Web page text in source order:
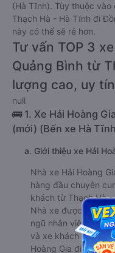
(Hà Tĩnh). Tùy thuộc
Thạch Hà - Hà Tĩnh đi
này có thể sẽ rẻ hơn.
Tư vấn TOP 3
Quảng Bình từ
lượng cao, uy
null
🚌 1. Xe Hải Hoàng
(mới) (Bến xe Hà
a. Giới thiệu xe Hải
Nhà xe Hải Hoàng
hàng đầu chuyên
khách từ Thạch Hà
Nhà xe được nhiều
ngũ nhân viên tư
và xe khách chất
Hoàng Gia đi Đồng